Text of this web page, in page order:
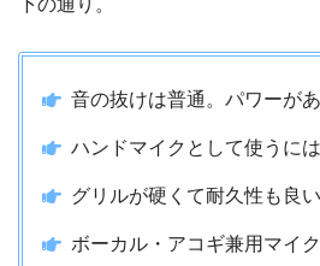
下の通り。
音の抜けは普通。パワーが
ハンドマイクとして使うに
グリルが硬くて耐久性も良い
ボーカル・アコギ兼用マイ